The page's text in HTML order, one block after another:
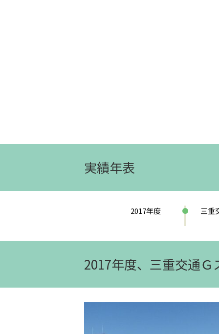
実績年表
2017年度 三重
2017年度、三重交通